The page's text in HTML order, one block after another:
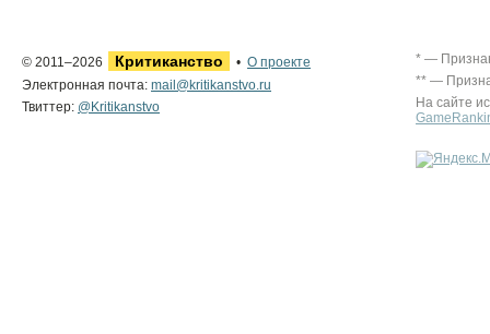
© 2011–2026 Критиканство • О проекте
Электронная почта: mail@kritikanstvo.ru
Твиттер: @Kritikanstvo
* —
** —
На сайте